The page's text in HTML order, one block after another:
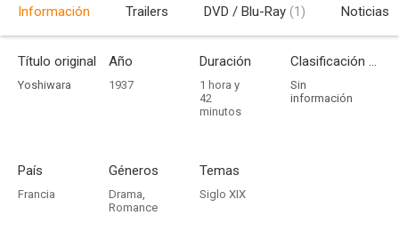
Estrenada
Información Trailers DVD / Blu-Ray (1) Noticias
Título original
Yoshiwara
Año
1937
Duración
1 hora y
42
minutos
Clasificación por edades
Sin
información
País
Francia
Géneros
Drama,
Romance
Temas
Siglo XIX